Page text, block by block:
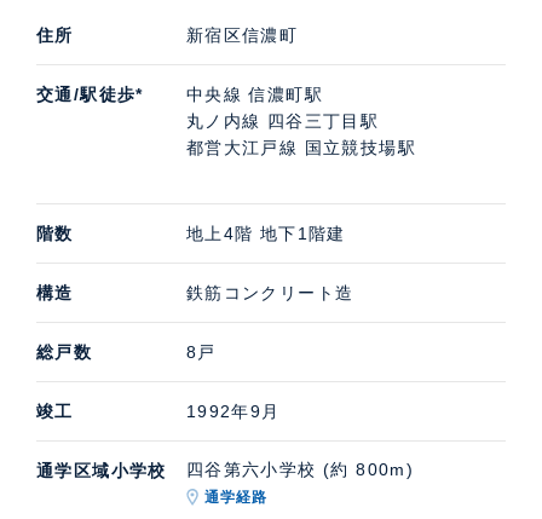
住所 新宿区信濃町
交通/駅徒歩*
中央線 信濃町駅
丸ノ内線 四谷三丁目駅
都営大江戸線 国立競技場駅
階数 地上4階 地下1階建
構造 鉄筋コンクリート造
総戸数 8戸
竣工 1992年9月
通学区域小学校 四谷第六小学校 (約 800m)
通学経路